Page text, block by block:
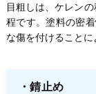
目粗しは、ケレン
程です。塗料の密
な傷を付けることに
・錆止め